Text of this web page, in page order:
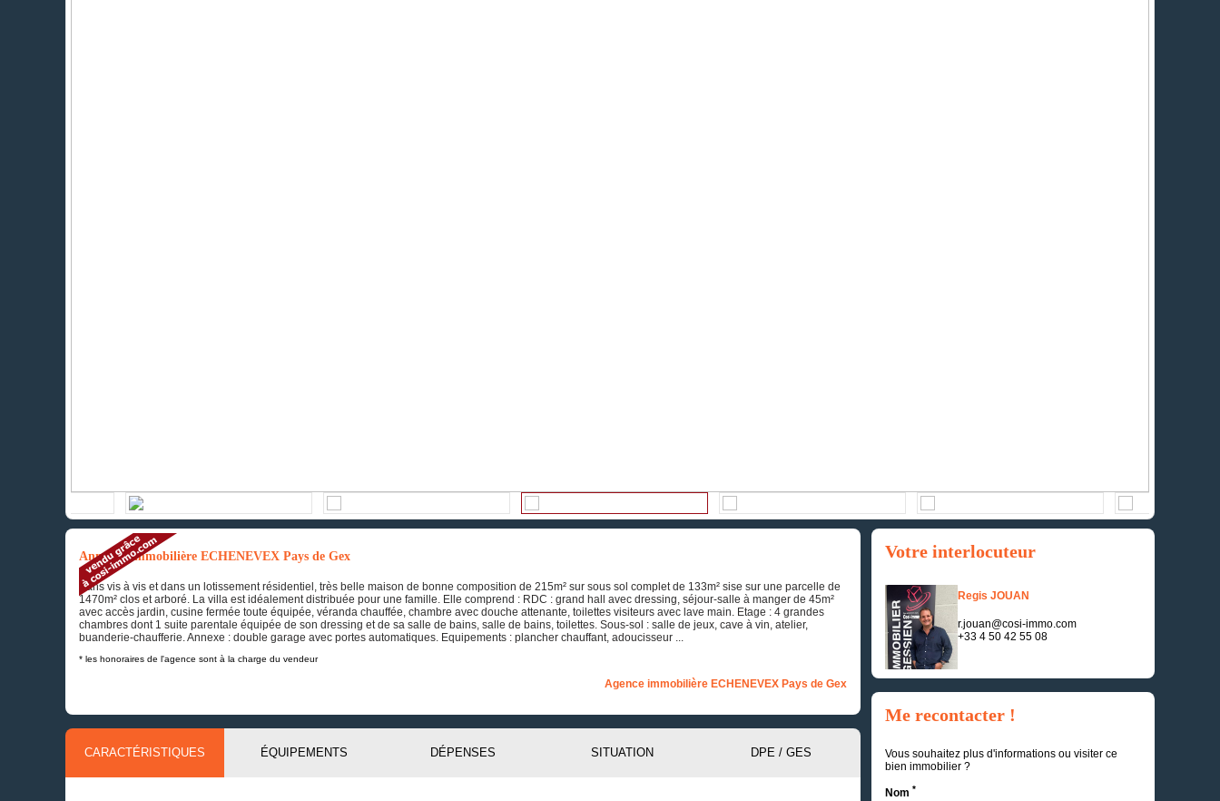
Annonce immobilière ECHENEVEX Pays de Gex
Sans vis à vis et dans un lotissement résidentiel, très belle maison de bonne composition de 215m² sur sous sol complet de 133m² sise sur une parcelle de
1470m² clos et arboré. La villa est idéalement distribuée pour une famille. Elle comprend : RDC : grand hall avec dressing, séjour-salle à manger de 45m²
avec accès jardin, cusine fermée toute équipée, véranda chauffée, chambre avec douche attenante, toilettes visiteurs avec lave main. Etage : 4 grandes
chambres dont 1 suite parentale équipée de son dressing et de sa salle de bains, salle de bains, toilettes. Sous-sol : salle de jeux, cave à vin, atelier,
buanderie-chaufferie. Annexe : double garage avec portes automatiques. Equipements : plancher chauffant, adoucisseur ...
* les honoraires de l'agence sont à la charge du vendeur
Agence immobilière ECHENEVEX Pays de Gex
CARACTÉRISTIQUES ÉQUIPEMENTS DÉPENSES SITUATION DPE / GES
Votre interlocuteur
Regis JOUAN
r.jouan@cosi-immo.com
+33 4 50 42 55 08
Me recontacter !
Vous souhaitez plus d'informations ou visiter ce
bien immobilier ?
Nom *